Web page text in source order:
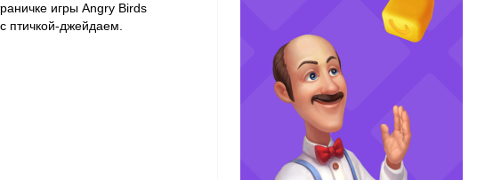
игры Angry Birds
птичкой-джейдаем.